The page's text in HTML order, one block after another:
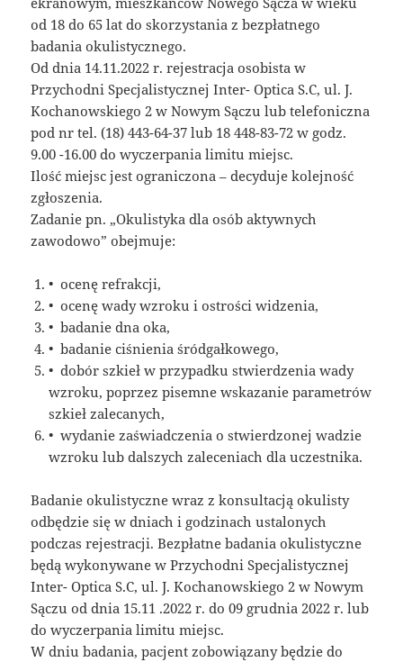
od 18 do 65 lat do skorzystania z bezpłatnego
badania okulistycznego.
Od dnia 14.11.2022 r. rejestracja osobista w
Przychodni Specjalistycznej Inter- Optica S.C, ul. J.
Kochanowskiego 2 w Nowym Sączu lub telefoniczna
pod nr tel. (18) 443-64-37 lub 18 448-83-72 w godz.
9.00 -16.00 do wyczerpania limitu miejsc.
Ilość miejsc jest ograniczona – decyduje kolejność
zgłoszenia.
Zadanie pn. „Okulistyka dla osób aktywnych
zawodowo” obejmuje:
• ocenę refrakcji,
• ocenę wady wzroku i ostrości widzenia,
• badanie dna oka,
• badanie ciśnienia śródgałkowego,
• dobór szkieł w przypadku stwierdzenia wady
wzroku, poprzez pisemne wskazanie parametrów
szkieł zalecanych,
• wydanie zaświadczenia o stwierdzonej wadzie
wzroku lub dalszych zaleceniach dla uczestnika.
Badanie okulistyczne wraz z konsultacją okulisty
odbędzie się w dniach i godzinach ustalonych
podczas rejestracji. Bezpłatne badania okulistyczne
będą wykonywane w Przychodni Specjalistycznej
Inter- Optica S.C, ul. J. Kochanowskiego 2 w Nowym
Sączu od dnia 15.11 .2022 r. do 09 grudnia 2022 r. lub
do wyczerpania limitu miejsc.
W dniu badania, pacjent zobowiązany będzie do